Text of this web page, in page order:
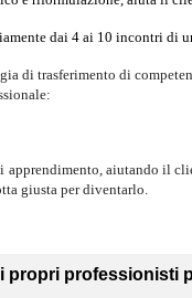
dai 4 ai 10 incontri di
di trasferimento di
aiutando il
giusta per diventarlo.
propri professionisti